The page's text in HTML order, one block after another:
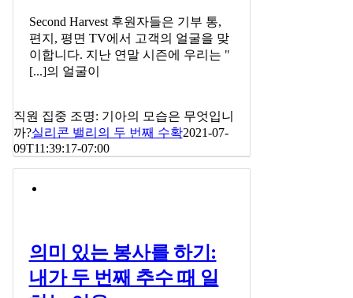
Second Harvest 후원자들은 기부 통,
편지, 평면 TV에서 고객의 얼굴을 맞
이합니다. 지난 연말 시즌에 우리는 "
[...]의 얼굴이
직원 집중 조명: 기아의 모습은 무엇입니
까?실리콘 밸리의 두 번째 수확2021-07-
09T11:39:17-07:00
의미 있는 봉사를 하기:
내가 두 번째 추수 때 일